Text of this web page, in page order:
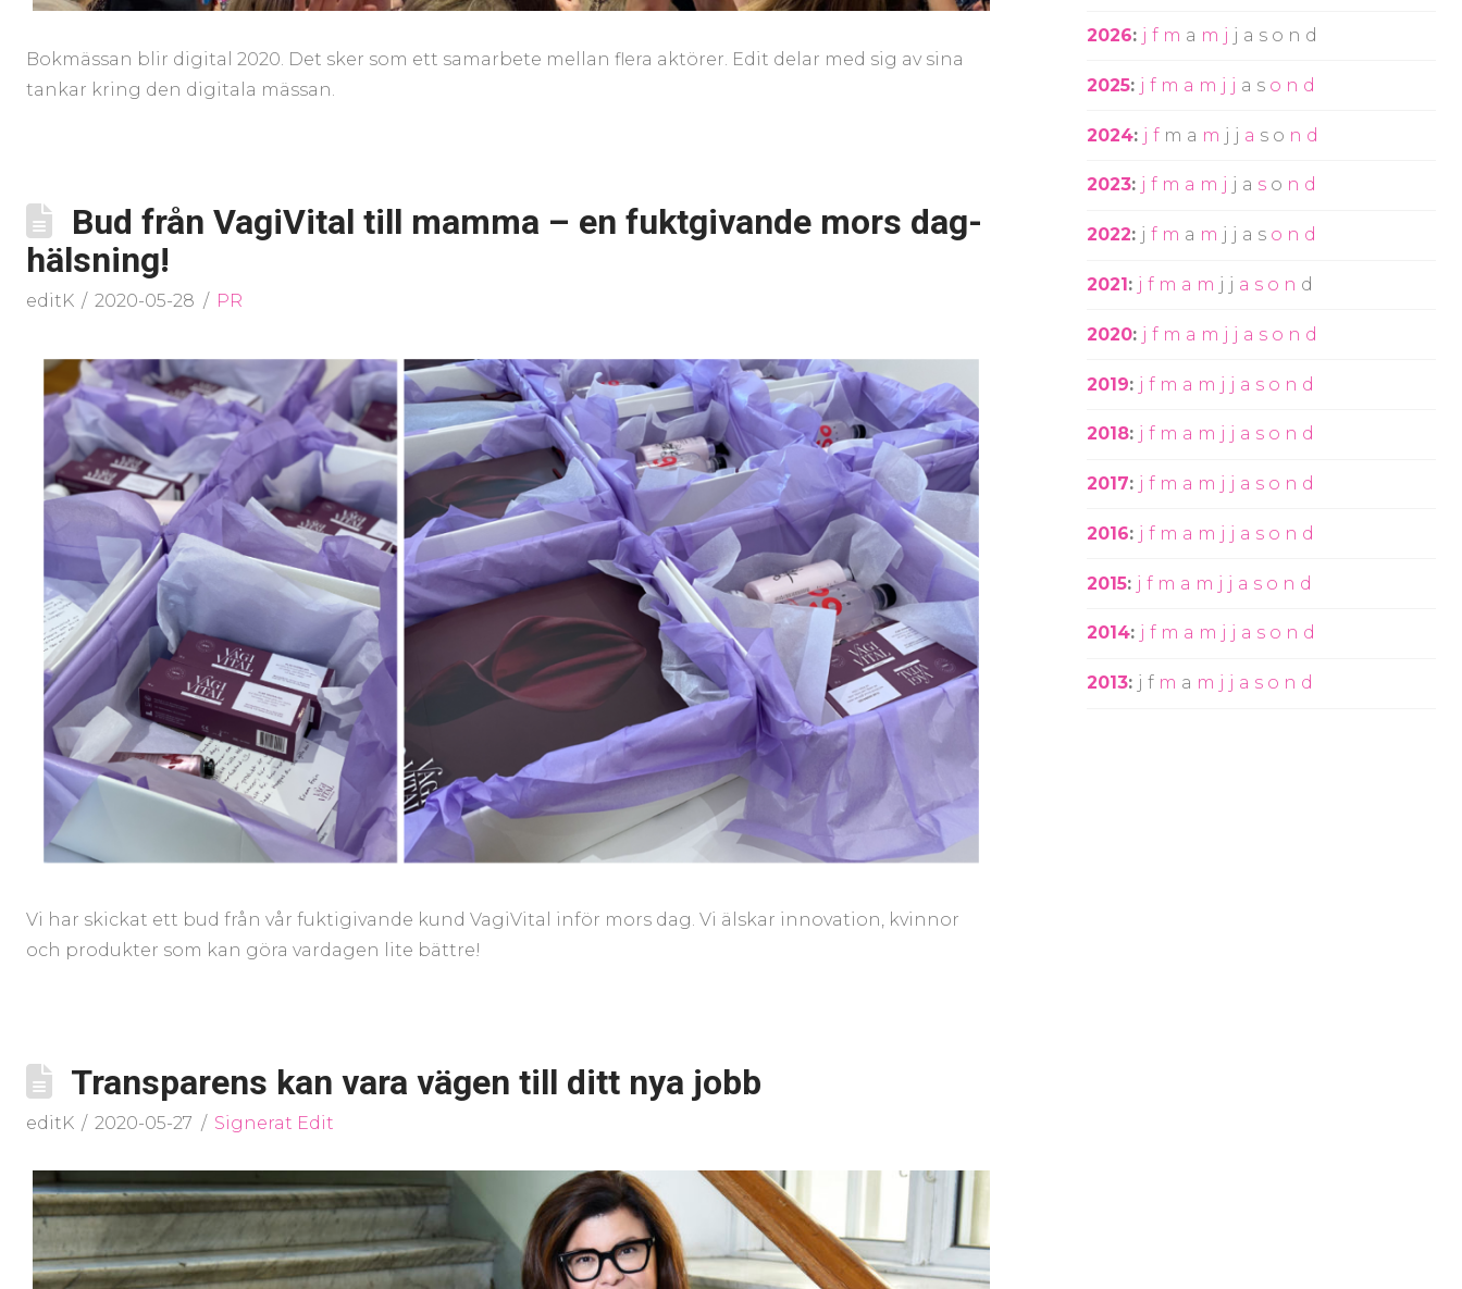
Bokmässan blir digital 2020. Det sker som ett samarbete mellan flera aktörer. Edit delar med sig av sina
tankar kring den digitala mässan.
Bud från VagiVital till mamma – en fuktgivande mors dag-
hälsning!
editK 2020-05-28 PR
Vi har skickat ett bud från vår fuktigivande kund VagiVital inför mors dag. Vi älskar innovation, kvinnor
och produkter som kan göra vardagen lite bättre!
Transparens kan vara vägen till ditt nya jobb
editK 2020-05-27 Signerat Edit
2026: j f m a m j j a s o n d
2025: j f m a m j j a s o n d
2024: j f m a m j j a s o n d
2023: j f m a m j j a s o n d
2022: j f m a m j j a s o n d
2021: j f m a m j j a s o n d
2020: j f m a m j j a s o n d
2019: j f m a m j j a s o n d
2018: j f m a m j j a s o n d
2017: j f m a m j j a s o n d
2016: j f m a m j j a s o n d
2015: j f m a m j j a s o n d
2014: j f m a m j j a s o n d
2013: j f m a m j j a s o n d